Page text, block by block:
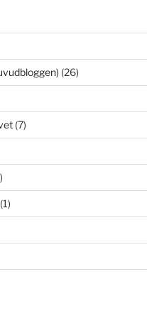
(26)
(7)